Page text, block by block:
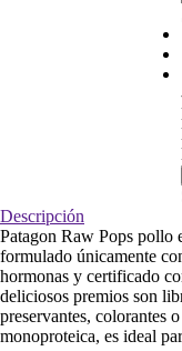
Descripción
Patagon Raw Pops pollo
formulado únicamente
hormonas y certificado
deliciosos premios son
preservantes, colorantes
monoproteica, es ideal